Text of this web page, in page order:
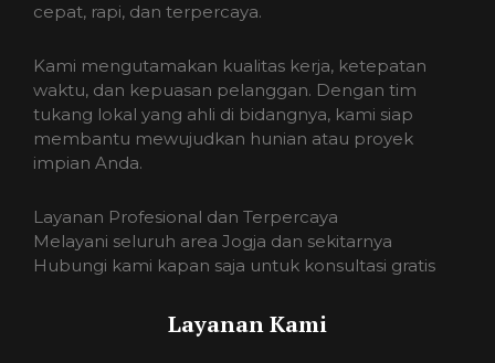
cepat, rapi, dan terpercaya.
Kami mengutamakan kualitas kerja, ketepatan
waktu, dan kepuasan pelanggan. Dengan tim
tukang lokal yang ahli di bidangnya, kami siap
membantu mewujudkan hunian atau proyek
impian Anda.
Layanan Profesional dan Terpercaya
Melayani seluruh area Jogja dan sekitarnya
Hubungi kami kapan saja untuk konsultasi gratis
Layanan Kami